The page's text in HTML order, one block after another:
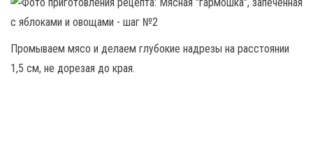
Промываем мясо и делаем глубокие надрезы на расстоянии
1,5 см, не дорезая до края.